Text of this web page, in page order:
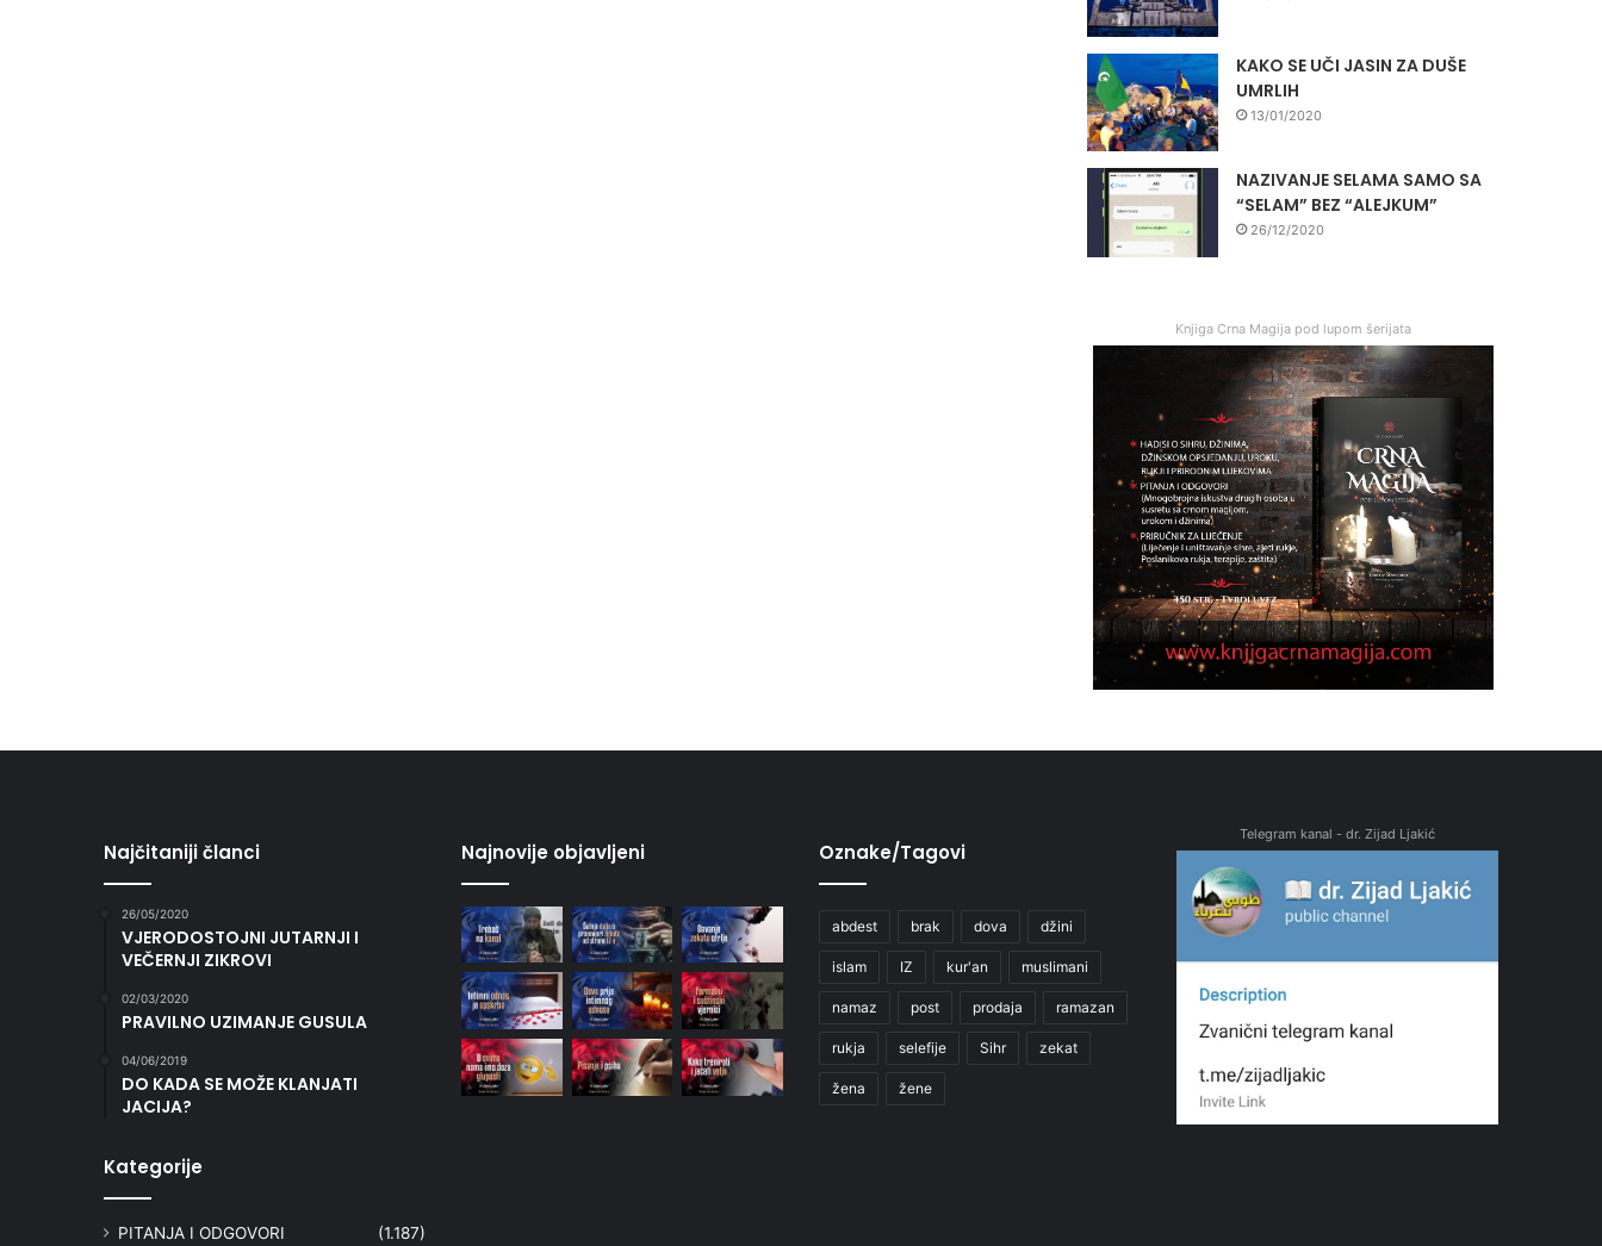
KAKO SE UČI JASIN ZA DUŠE
UMRLIH
13/01/2020
NAZIVANJE SELAMA SAMO SA
“SELAM” BEZ “ALEJKUM”
26/12/2020
Knjiga Crna Magija pod lupom šerijata
Najčitaniji članci
26/05/2020
VJERODOSTOJNI JUTARNJI I
VEČERNJI ZIKROVI
02/03/2020
PRAVILNO UZIMANJE GUSULA
04/06/2019
DO KADA SE MOŽE KLANJATI
JACIJA?
Kategorije
PITANJA I ODGOVORI (1.187)
Najnovije objavljeni Oznake/Tagovi
abdest brak dova džini
islam IZ kur'an muslimani
namaz post prodaja ramazan
rukja selefije Sihr zekat
žena žene
Telegram kanal - dr. Zijad Ljakić